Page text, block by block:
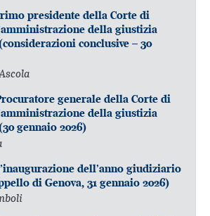
presidente della Corte di
della giustizia
conclusive – 30
generale della Corte di
della giustizia
gennaio 2026)
dell’anno giudiziario
di Genova, 31 gennaio 2026)